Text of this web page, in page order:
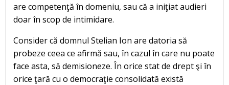
are competenţă în domeniu, sau că a iniţiat audieri
doar în scop de intimidare.
Consider că domnul Stelian Ion are datoria să
probeze ceea ce afirmă sau, în cazul în care nu poate
face asta, să demisioneze. În orice stat de drept şi în
orice ţară cu o democraţie consolidată există